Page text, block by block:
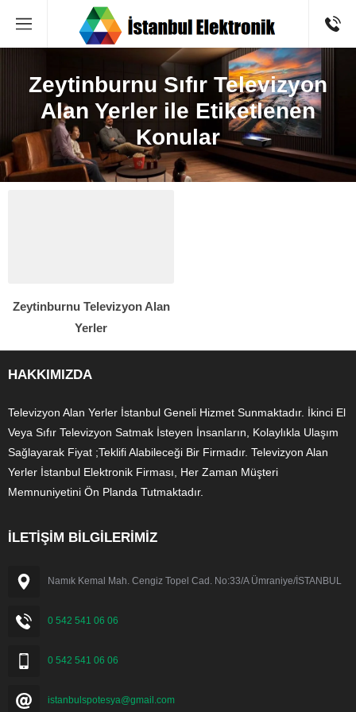
Zeytinburnu Sıfır Televizyon
Alan Yerler ile Etiketlenen
Konular
Zeytinburnu Televizyon Alan
Yerler
HAKKIMIZDA
Televizyon Alan Yerler İstanbul Geneli Hizmet Sunmaktadır. İkinci El
Veya Sıfır Televizyon Satmak İsteyen İnsanların, Kolaylıkla Ulaşım
Sağlayarak Fiyat ;Teklifi Alabileceği Bir Firmadır. Televizyon Alan
Yerler İstanbul Elektronik Firması, Her Zaman Müşteri
Memnuniyetini Ön Planda Tutmaktadır.
İLETİŞİM BİLGİLERİMİZ
Namık Kemal Mah. Cengiz Topel Cad. No:33/A Ümraniye/İSTANBUL
0 542 541 06 06
0 542 541 06 06
istanbulspotesya@gmail.com